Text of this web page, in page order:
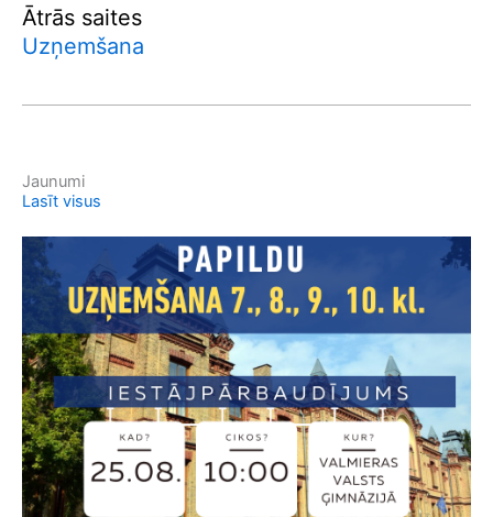
Ātrās saites
Uzņemšana
Jaunumi
Lasīt visus